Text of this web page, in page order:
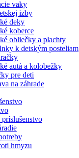
vaky
izby
deky
koberce
obliečky a plachty
k detským posteliam
autá a kolobežky
pre deti
na záhrade
hmyzu